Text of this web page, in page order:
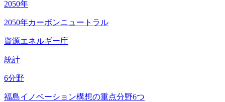
2050年
2050年カーボンニュートラル
資源エネルギー庁
統計
6分野
福島イノベーション構想の重点分野6つ